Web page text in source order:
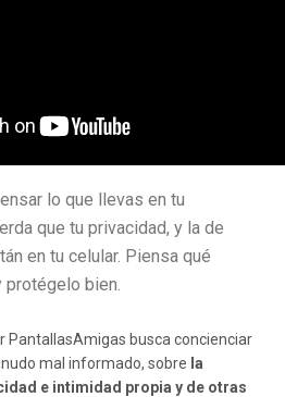
lo que llevas en tu
que tu privacidad, y la de
en tu celular. Piensa qué
protégelo bien.
PantallasAmigas busca concienciar
mal informado, sobre la
e intimidad propia y de otras